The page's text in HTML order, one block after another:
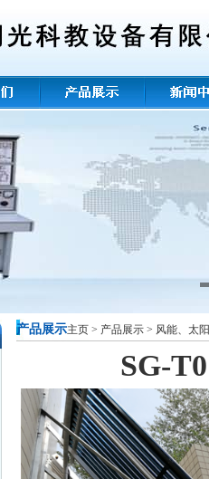
产品展示主页 > 产品展示 > 风能、太
SG-